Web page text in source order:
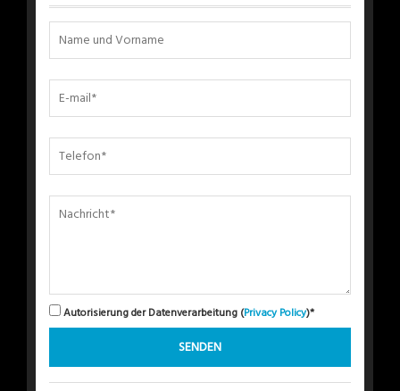
Autorisierung der Datenverarbeitung (Privacy Policy)*